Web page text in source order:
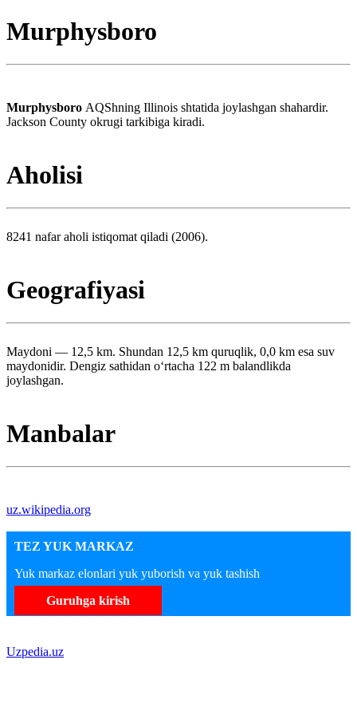
Murphysboro
Murphysboro AQShning Illinois shtatida joylashgan shahardir.
Jackson County okrugi tarkibiga kiradi.
Aholisi
8241 nafar aholi istiqomat qiladi (2006).
Geografiyasi
Maydoni — 12,5 km. Shundan 12,5 km quruqlik, 0,0 km esa suv
maydonidir. Dengiz sathidan oʻrtacha 122 m balandlikda
joylashgan.
Manbalar
uz.wikipedia.org
TEZ YUK MARKAZ
Yuk markaz elonlari yuk yuborish va yuk tashish
Guruhga kirish
Uzpedia.uz